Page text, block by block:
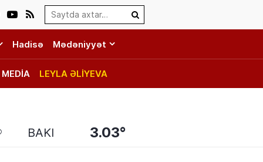
Search…
Hadisə Mədəniyyət
MEDİA LEYLA ƏLİYEVA
BAKI 3.03°